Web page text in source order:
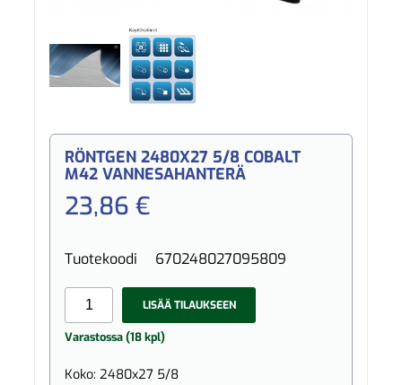
RÖNTGEN 2480X27 5/8 COBALT
M42 VANNESAHANTERÄ
23,86 €
Tuotekoodi 670248027095809
LISÄÄ TILAUKSEEN
Varastossa (18 kpl)
Koko: 2480x27 5/8